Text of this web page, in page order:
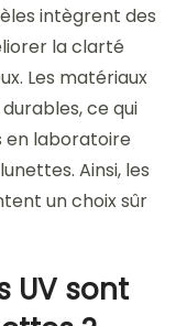
intègrent des
la clarté
Les matériaux
ce qui
en laboratoire
Ainsi, les
un choix sûr
UV sont